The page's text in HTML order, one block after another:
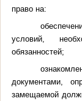
право на:
условий,
обязанностей;
документами,
замещаемой